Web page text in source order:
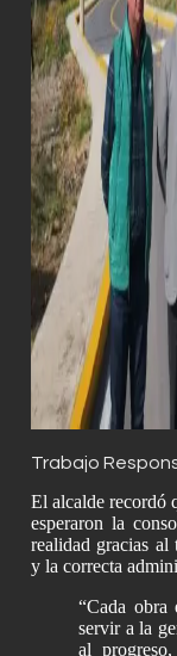
Trabajo
El alcalde recordó
esperaron la
realidad gracias al
y la correcta
“Cada obra
servir a la
al